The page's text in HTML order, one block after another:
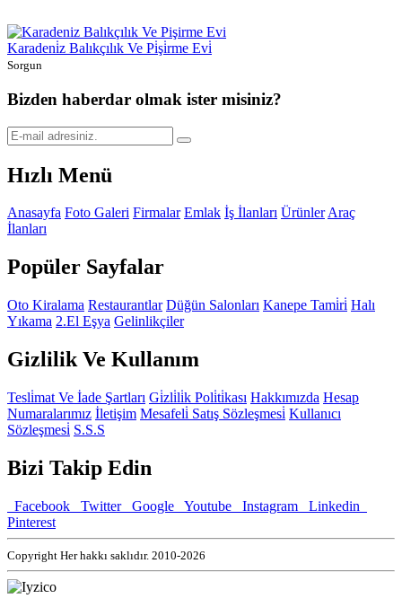
Karadeni̇z Balıkçılık Ve Pi̇şi̇rme Evi̇
Sorgun
Bizden haberdar olmak ister misiniz?
Hızlı Menü
Anasayfa Foto Galeri Firmalar Emlak İş İlanları ÜrünlerAraç
İlanları
Popüler Sayfalar
Oto Kiralama Restaurantlar Düğün Salonları Kanepe Tami̇ri̇ Halı
Yıkama 2.El Eşya Gelinlikçiler
Gizlilik Ve Kullanım
Tesli̇mat Ve İade Şartları Gi̇zli̇li̇k Poli̇ti̇kası Hakkımızda Hesap
Numaralarımız İletişim Mesafeli̇ Satış Sözleşmesi̇ Kullanıcı
Sözleşmesi̇ S.S.S
Bizi Takip Edin
Facebook Twitter Google Youtube Instagram
Linkedin
Pinterest
Copyright Her hakkı saklıdır. 2010-2026